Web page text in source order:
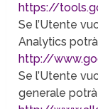
https://
Se l’Utente
Analytics
http://
Se l’Utente
generale